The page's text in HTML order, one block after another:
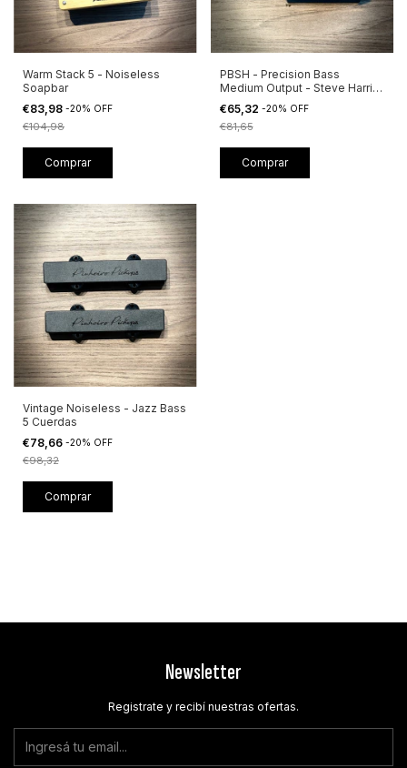
Warm Stack 5 - Noiseless
Soapbar
€83,98 -20% OFF
€104,98
Comprar
PBSH - Precision Bass
Medium Output - Steve Harris
€65,32 -20% OFF
€81,65
Vintage Noiseless - Jazz Bass
5 Cuerdas
€78,66 -20% OFF
€98,32
Comprar
Newsletter
Registrate y recibí nuestras ofertas.